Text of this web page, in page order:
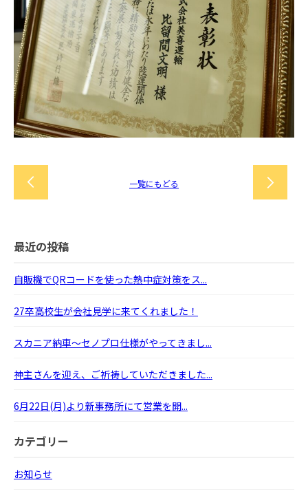
一覧にもどる
最近の投稿
自販機でQRコードを使った熱中症対策をス...
27卒高校生が会社見学に来てくれました！
スカニア納車～セノプロ仕様がやってきまし...
神主さんを迎え、ご祈祷していただきました...
6月22日(月)より新事務所にて営業を開...
カテゴリー
お知らせ